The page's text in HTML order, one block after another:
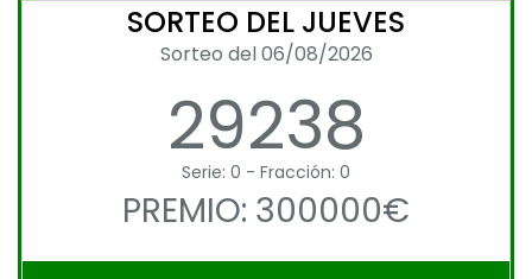
SORTEO DEL JUEVES
Sorteo del 06/08/2026
29238
Serie: 0 - Fracción: 0
PREMIO: 300000€